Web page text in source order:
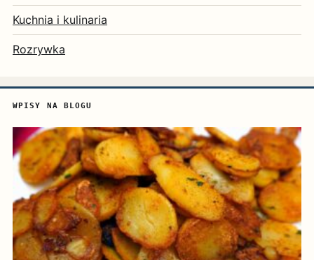
Kuchnia i kulinaria
Rozrywka
WPISY NA BLOGU